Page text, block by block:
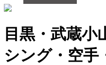
目黒・武蔵小
シング・空手